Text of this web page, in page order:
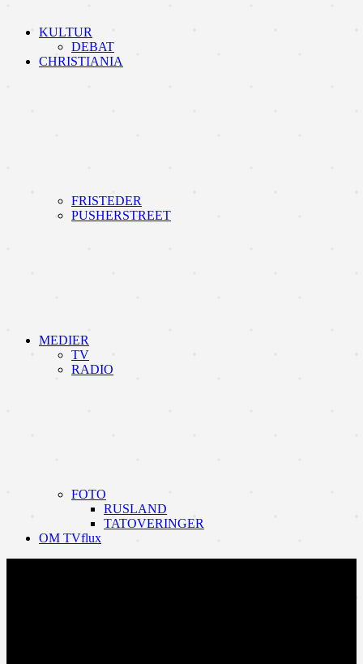
KULTUR
DEBAT
CHRISTIANIA
FRISTEDER
PUSHERSTREET
MEDIER
TV
RADIO
FOTO
RUSLAND
TATOVERINGER
OM TVflux